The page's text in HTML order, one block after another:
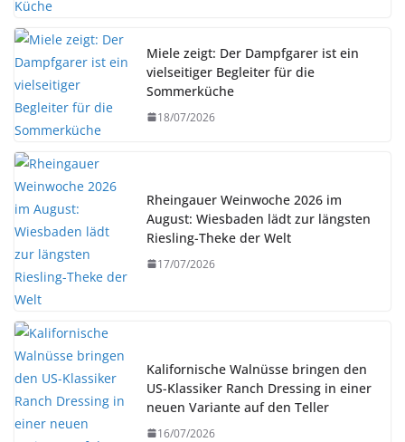
Miele zeigt: Der Dampfgarer ist ein
vielseitiger Begleiter für die
Sommerküche
18/07/2026
Rheingauer Weinwoche 2026 im
August: Wiesbaden lädt zur längsten
Riesling-Theke der Welt
17/07/2026
Kalifornische Walnüsse bringen den
US-Klassiker Ranch Dressing in einer
neuen Variante auf den Teller
16/07/2026